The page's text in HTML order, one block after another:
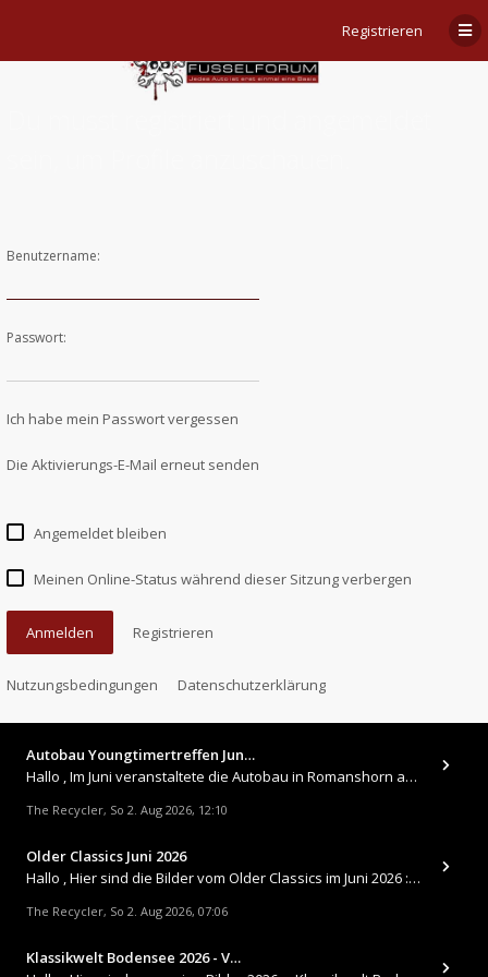
Registrieren
Benutzername:
Passwort:
Ich habe mein Passwort vergessen
Die Aktivierungs-E-Mail erneut senden
Angemeldet bleiben
Meinen Online-Status während dieser Sitzung verbergen
Anmelden Registrieren
Nutzungsbedingungen Datenschutzerklärung
Autobau Youngtimertreffen Jun…
Hallo , Im Juni veranstaltete die Autobau in Romanshorn auf ihrem Gelände ein kleines Youngtimertreffen : https://up.
The Recycler, So 2. Aug 2026, 12:10
Older Classics Juni 2026
​Hallo , Hier sind die Bilder vom Older Classics im Juni 2026 : https://up.picr.de/51155940wd.jpg https://up.pic
The Recycler, So 2. Aug 2026, 07:06
Klassikwelt Bodensee 2026 - V…